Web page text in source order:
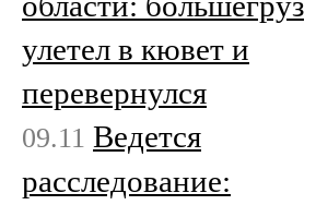
улетел в кювет и
перевернулся
09.11 Ведется
расследование: